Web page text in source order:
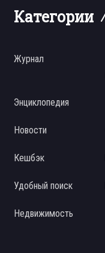
Категории
Журнал
Энциклопедия
Новости
Кешбэк
Удобный поиск
Недвижимость